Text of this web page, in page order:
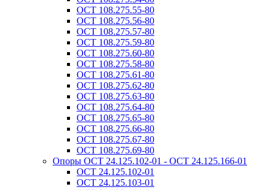
ОСТ 108.275.55-80
ОСТ 108.275.56-80
ОСТ 108.275.57-80
ОСТ 108.275.59-80
ОСТ 108.275.60-80
ОСТ 108.275.58-80
ОСТ 108.275.61-80
ОСТ 108.275.62-80
ОСТ 108.275.63-80
ОСТ 108.275.64-80
ОСТ 108.275.65-80
ОСТ 108.275.66-80
ОСТ 108.275.67-80
ОСТ 108.275.69-80
Опоры ОСТ 24.125.102-01 - ОСТ 24.125.166-01
ОСТ 24.125.102-01
ОСТ 24.125.103-01